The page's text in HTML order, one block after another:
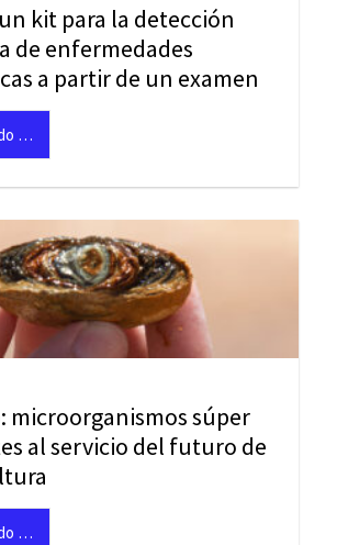
kit para la detección
de enfermedades
a partir de un examen
…
microorganismos súper
al servicio del futuro de
…